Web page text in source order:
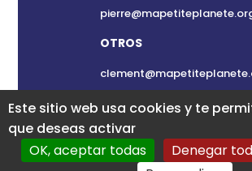
OTROS
g
Este sitio web usa cookies y te
que deseas activar
OK, aceptar todas
Denegar